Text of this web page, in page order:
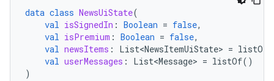
data class NewsUiState(
val isSignedIn : Boolean = false,
val isPremium : Boolean = false,
val newsItems : List<NewsItemUiState> = listOf
val userMessages : List<Message> = listOf()
)